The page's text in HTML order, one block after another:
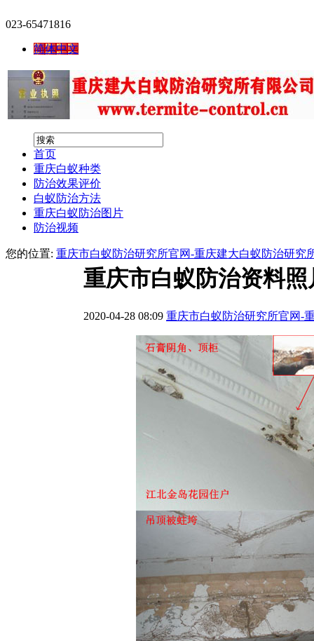
023-65471816
简体中文
首页
重庆白蚁种类
防治效果评价
白蚁防治方法
重庆白蚁防治图片
防治视频
您的位置: 重庆市白蚁防治研究所官网-重庆建大白蚁防治研究
重庆市白蚁防治资料
2020-04-28 08:09 重庆市白蚁防治研究所官网-